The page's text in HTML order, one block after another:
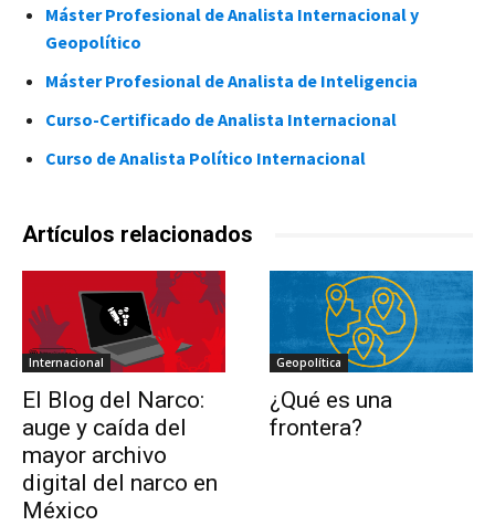
Máster Profesional de Analista Internacional y
Geopolítico
Máster Profesional de Analista de Inteligencia
Curso-Certificado de Analista Internacional
Curso de Analista Político Internacional
Artículos relacionados
Internacional
El Blog del Narco:
auge y caída del
mayor archivo
digital del narco en
México
Geopolítica
¿Qué es una
frontera?